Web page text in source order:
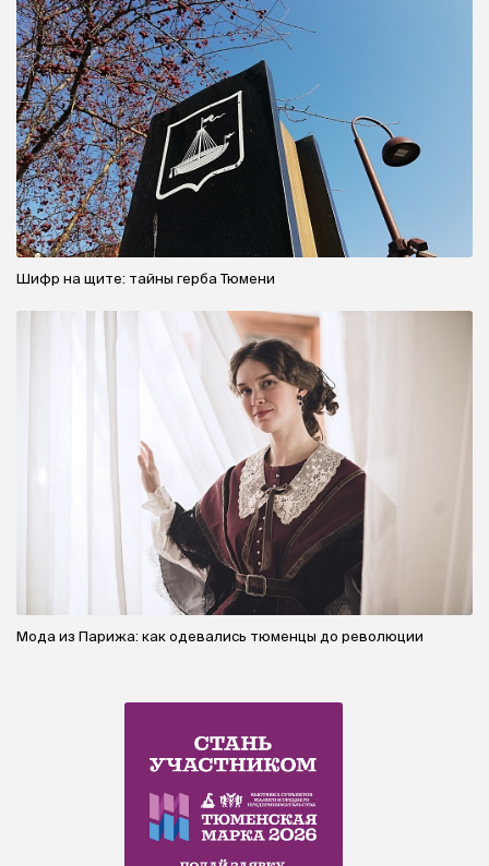
Шифр на щите: тайны герба Тюмени
Мода из Парижа: как одевались тюменцы до революции